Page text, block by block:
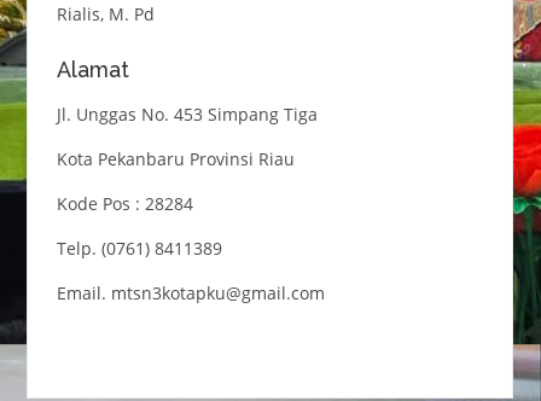
Rialis, M. Pd
Alamat
Jl. Unggas No. 453 Simpang Tiga
Kota Pekanbaru Provinsi Riau
Kode Pos : 28284
Telp. (0761) 8411389
Email. mtsn3kotapku@gmail.com